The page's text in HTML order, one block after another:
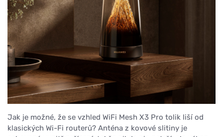
Jak je možné, že se vzhled WiFi Mesh X3 Pro tolik liší od
klasických Wi-Fi routerů? Anténa z kovové slitiny je